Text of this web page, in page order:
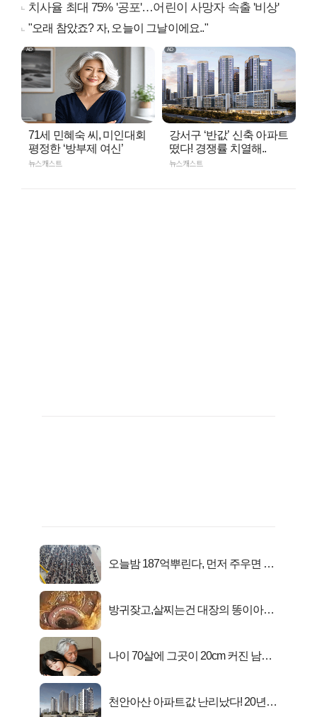
치사율 최대 75% '공포'…어린이 사망자 속출 '비상'
"오래 참았죠? 자, 오늘이 그날이에요.."
71세 민혜숙 씨, 미인대회
평정한 ‘방부제 여신’
뉴스캐스트
강서구 ‘반값’ 신축 아파트
떴다! 경쟁률 치열해..
뉴스캐스트
오늘밤 187억뿌린다, 먼저 주우면 최
방귀잦고,살찌는건 대장의 똥이아니
나이 70살에 그곳이 20cm 커진 남자..
천안아산 아파트값 난리났다! 20년